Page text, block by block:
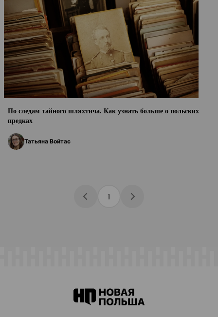
По следам тайного шляхтича. Как узнать больше о польских
предках
Татьяна Войтас
1